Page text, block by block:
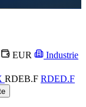
EUR
Industrie
RDEB.F RDED.F